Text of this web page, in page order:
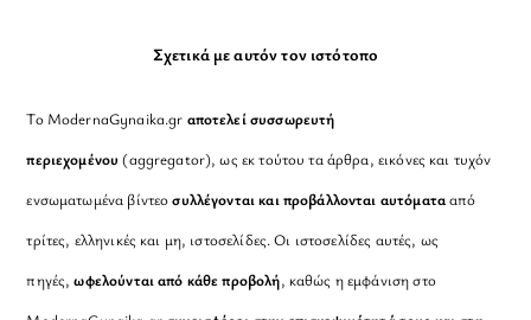
Σχετικά με αυτόν τον ιστότοπο
Το ModernaGynaika.gr αποτελεί συσσωρευτή
περιεχομένου (aggregator), ως εκ τούτου τα άρθρα, εικόνες και τυχόν
ενσωματωμένα βίντεοσυλλέγονται και προβάλλονται αυτόματααπό
τρίτες, ελληνικές και μη, ιστοσελίδες. Οι ιστοσελίδες αυτές, ως
πηγές,ωφελούνται από κάθε προβολή, καθώς η εμφάνιση στο